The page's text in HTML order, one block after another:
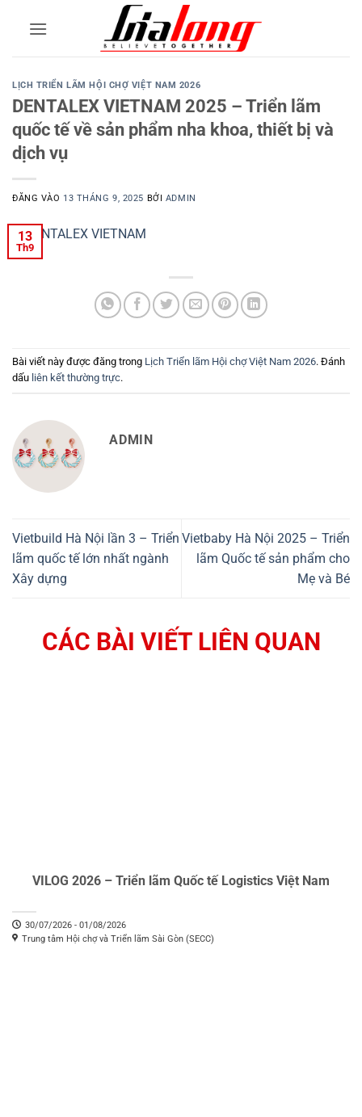
LỊCH TRIỂN LÃM HỘI CHỢ VIỆT NAM 2026
DENTALEX VIETNAM 2025 – Triển lãm
quốc tế về sản phẩm nha khoa, thiết bị và
dịch vụ
ĐĂNG VÀO 13 THÁNG 9, 2025 BỞI ADMIN
13
Th9
Bài viết này được đăng trong Lịch Triển lãm Hội chợ Việt Nam 2026. Đánh
dấu liên kết thường trực.
ADMIN
Vietbuild Hà Nội lần 3 – Triển
lãm quốc tế lớn nhất ngành
Xây dựng
Vietbaby Hà Nội 2025 – Triển
lãm Quốc tế sản phẩm cho
Mẹ và Bé
CÁC BÀI VIẾT LIÊN QUAN
VILOG 2026 – Triển lãm Quốc tế Logistics Việt Nam
30/07/2026 - 01/08/2026
Trung tâm Hội chợ và Triển lãm Sài Gòn (SECC)